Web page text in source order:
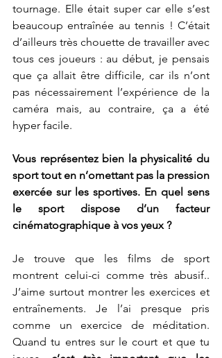
tournage. Elle était super car elle s’est
beaucoup entraînée au tennis ! C’était
d’ailleurs très chouette de travailler avec
tous ces joueurs : au début, je pensais
que ça allait être difficile, car ils n’ont
pas nécessairement l’expérience de la
caméra mais, au contraire, ça a été
hyper facile.
Vous représentez bien la physicalité du
sport tout en n’omettant pas la pression
exercée sur les sportives. En quel sens
le sport dispose d’un facteur
cinématographique à vos yeux ?
Je trouve que les films de sport
montrent celui-ci comme très abusif..
J’aime surtout montrer les exercices et
entraînements. Je l’ai presque pris
comme un exercice de méditation.
Quand tu entres sur le court et que tu